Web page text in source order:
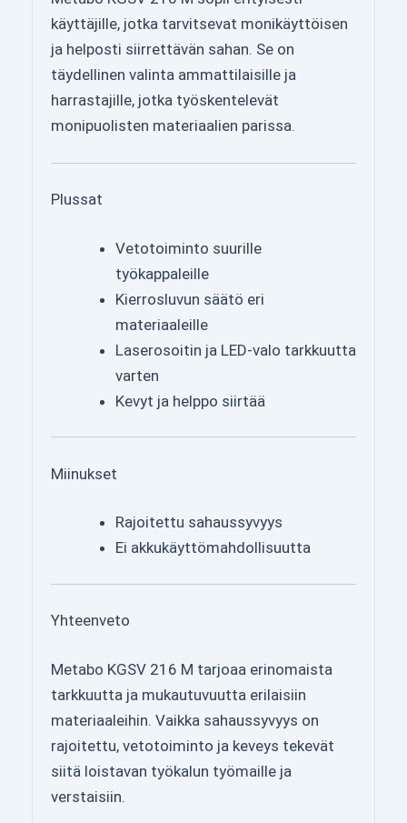
käyttäjille, jotka tarvitsevat monikäyttöisen
ja helposti siirrettävän sahan. Se on
täydellinen valinta ammattilaisille ja
harrastajille, jotka työskentelevät
monipuolisten materiaalien parissa.
Plussat
Vetotoiminto suurille
työkappaleille
Kierrosluvun säätö eri
materiaaleille
Laserosoitin ja LED-valo tarkkuutta
varten
Kevyt ja helppo siirtää
Miinukset
Rajoitettu sahaussyvyys
Ei akkukäyttömahdollisuutta
Yhteenveto
Metabo KGSV 216 M tarjoaa erinomaista
tarkkuutta ja mukautuvuutta erilaisiin
materiaaleihin. Vaikka sahaussyvyys on
rajoitettu, vetotoiminto ja keveys tekevät
siitä loistavan työkalun työmaille ja
verstaisiin.